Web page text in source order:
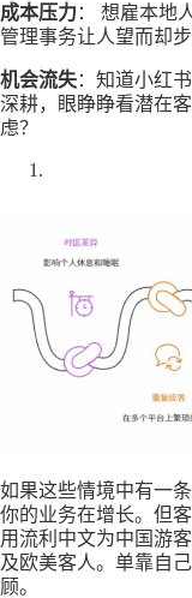
成本压力： 想雇本地
管理事务让人望而却步
机会流失：知道小红
深耕，眼睁睁看潜在
虑？
如果这些情境中有一
你的业务在增长。但
用流利中文为中国游
及欧美客人。单靠自
顾。